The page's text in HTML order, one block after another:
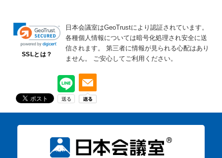
SSLとは？
日本会議室はGeoTrustにより認証されています。
各種個人情報については暗号化処理され安全に送
信されます。
第三者に情報が見られる心配はあり
ません。
ご安心してご利用ください。